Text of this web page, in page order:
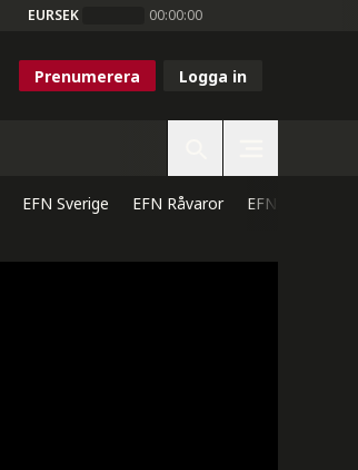
EURSEK 00:00:00
Prenumerera Logga in
EFN Sverige EFN Råvaror EFN Direkt